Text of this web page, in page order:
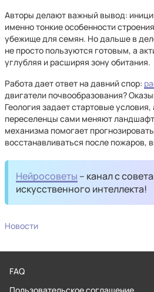
Авторы делают важный вывод:
именно тонкие особенности
убежище для семян. Но дальше в
не просто пользуются готовым, а
углубляя и расширяя зону обитания.
Работа дает ответ на давний спор:
двигатели почвообразования?
Геология задает стартовые
переселенцы сами меняют
механизма помогает
восстанавливаться после пожаров,
Нейросоветы – канал с
искусственного интеллекта!
Новости
FAQ